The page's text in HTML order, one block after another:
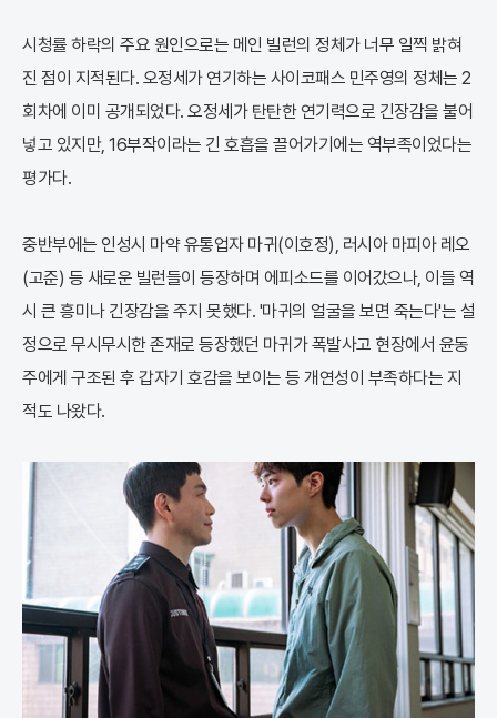
시청률 하락의 주요 원인으로는 메인 빌런의 정체가 너무 일찍 밝혀
진 점이 지적된다. 오정세가 연기하는 사이코패스 민주영의 정체는 2
회차에 이미 공개되었다. 오정세가 탄탄한 연기력으로 긴장감을 불어
넣고 있지만, 16부작이라는 긴 호흡을 끌어가기에는 역부족이었다는
평가다.
중반부에는 인성시 마약 유통업자 마귀(이호정), 러시아 마피아 레오
(고준) 등 새로운 빌런들이 등장하며 에피소드를 이어갔으나, 이들 역
시 큰 흥미나 긴장감을 주지 못했다. '마귀의 얼굴을 보면 죽는다'는 설
정으로 무시무시한 존재로 등장했던 마귀가 폭발사고 현장에서 윤동
주에게 구조된 후 갑자기 호감을 보이는 등 개연성이 부족하다는 지
적도 나왔다.